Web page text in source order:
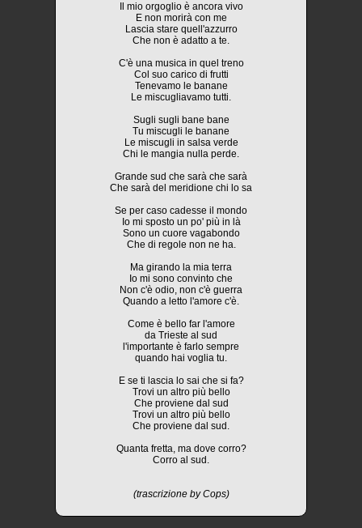
Il mio orgoglio è ancora vivo
E non morirà con me
Lascia stare quell'azzurro
Che non è adatto a te.
C'è una musica in quel treno
Col suo carico di frutti
Tenevamo le banane
Le miscugliavamo tutti.
Sugli sugli bane bane
Tu miscugli le banane
Le miscugli in salsa verde
Chi le mangia nulla perde.
Grande sud che sarà che sarà
Che sarà del meridione chi lo sa
Se per caso cadesse il mondo
Io mi sposto un po' più in là
Sono un cuore vagabondo
Che di regole non ne ha.
Ma girando la mia terra
Io mi sono convinto che
Non c'è odio, non c'è guerra
Quando a letto l'amore c'è.
Come è bello far l'amore
da Trieste al sud
l'importante è farlo sempre
quando hai voglia tu.
E se ti lascia lo sai che si fa?
Trovi un altro più bello
Che proviene dal sud
Trovi un altro più bello
Che proviene dal sud.
Quanta fretta, ma dove corro?
Corro al sud.
(trascrizione by Cops)